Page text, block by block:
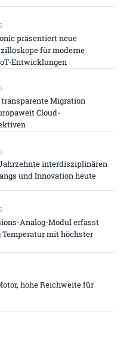
präsentiert neue
für moderne
Entwicklungen
Migration
Cloud-
interdisziplinären
und Innovation heute
Analog-Modul erfasst
Temperatur mit höchster
hohe Reichweite für